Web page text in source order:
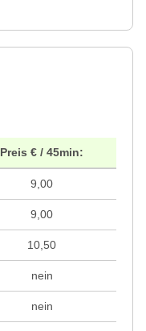
Preis € / 45min:
9,00
9,00
10,50
nein
nein